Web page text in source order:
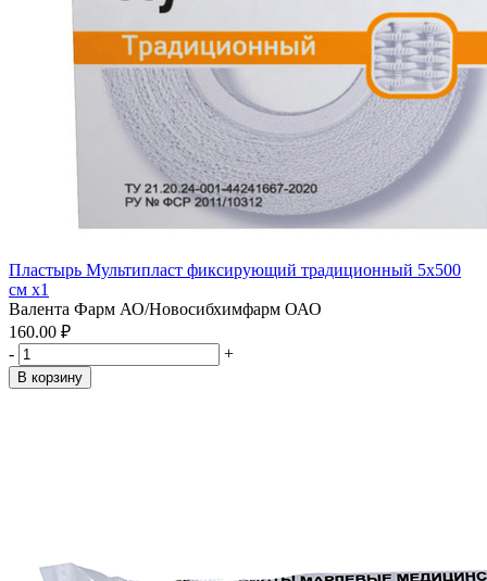
Пластырь Мультипласт фиксирующий традиционный 5х500
см x1
Валента Фарм АО/Новосибхимфарм ОАО
160.00 ₽
-
+
В корзину